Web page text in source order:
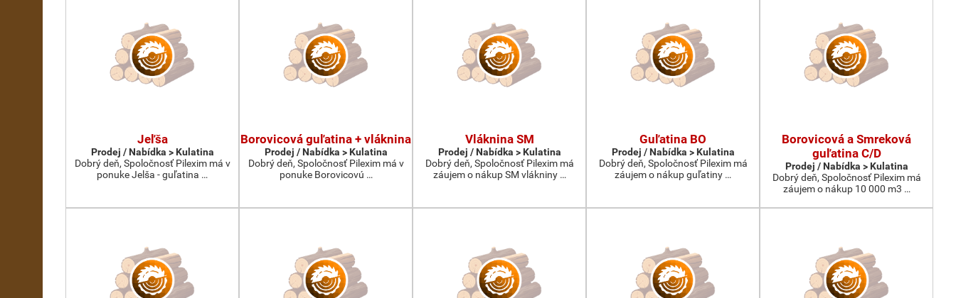
Jeľša
Prodej / Nabídka > Kulatina
Dobrý deň, Spoločnosť Pilexim má v
ponuke Jelša - guľatina …
Borovicová guľatina + vláknina
Prodej / Nabídka > Kulatina
Dobrý deň, Spoločnosť Pilexim má v
ponuke Borovicovú …
Vláknina SM
Prodej / Nabídka > Kulatina
Dobrý deň, Spoločnosť Pilexim má
záujem o nákup SM vlákniny …
Guľatina BO
Prodej / Nabídka > Kulatina
Dobrý deň, Spoločnosť Pilexim má
záujem o nákup guľatiny …
Borovicová a Smreková
guľatina C/D
Prodej / Nabídka > Kulatina
Dobrý deň, Spoločnosť Pilexim má
záujem o nákup 10 000 m3 …